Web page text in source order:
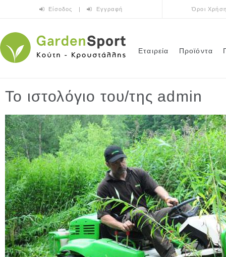
Είσοδος | Εγγραφή Όροι
Εταιρεία Προϊόντα
Το ιστολόγιο του/της admin